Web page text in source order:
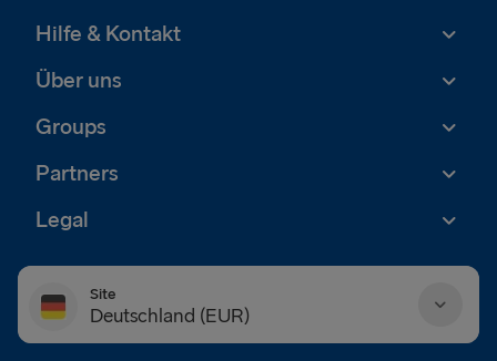
Hilfe & Kontakt
Über uns
Groups
Partners
Legal
Site
Deutschland (EUR)